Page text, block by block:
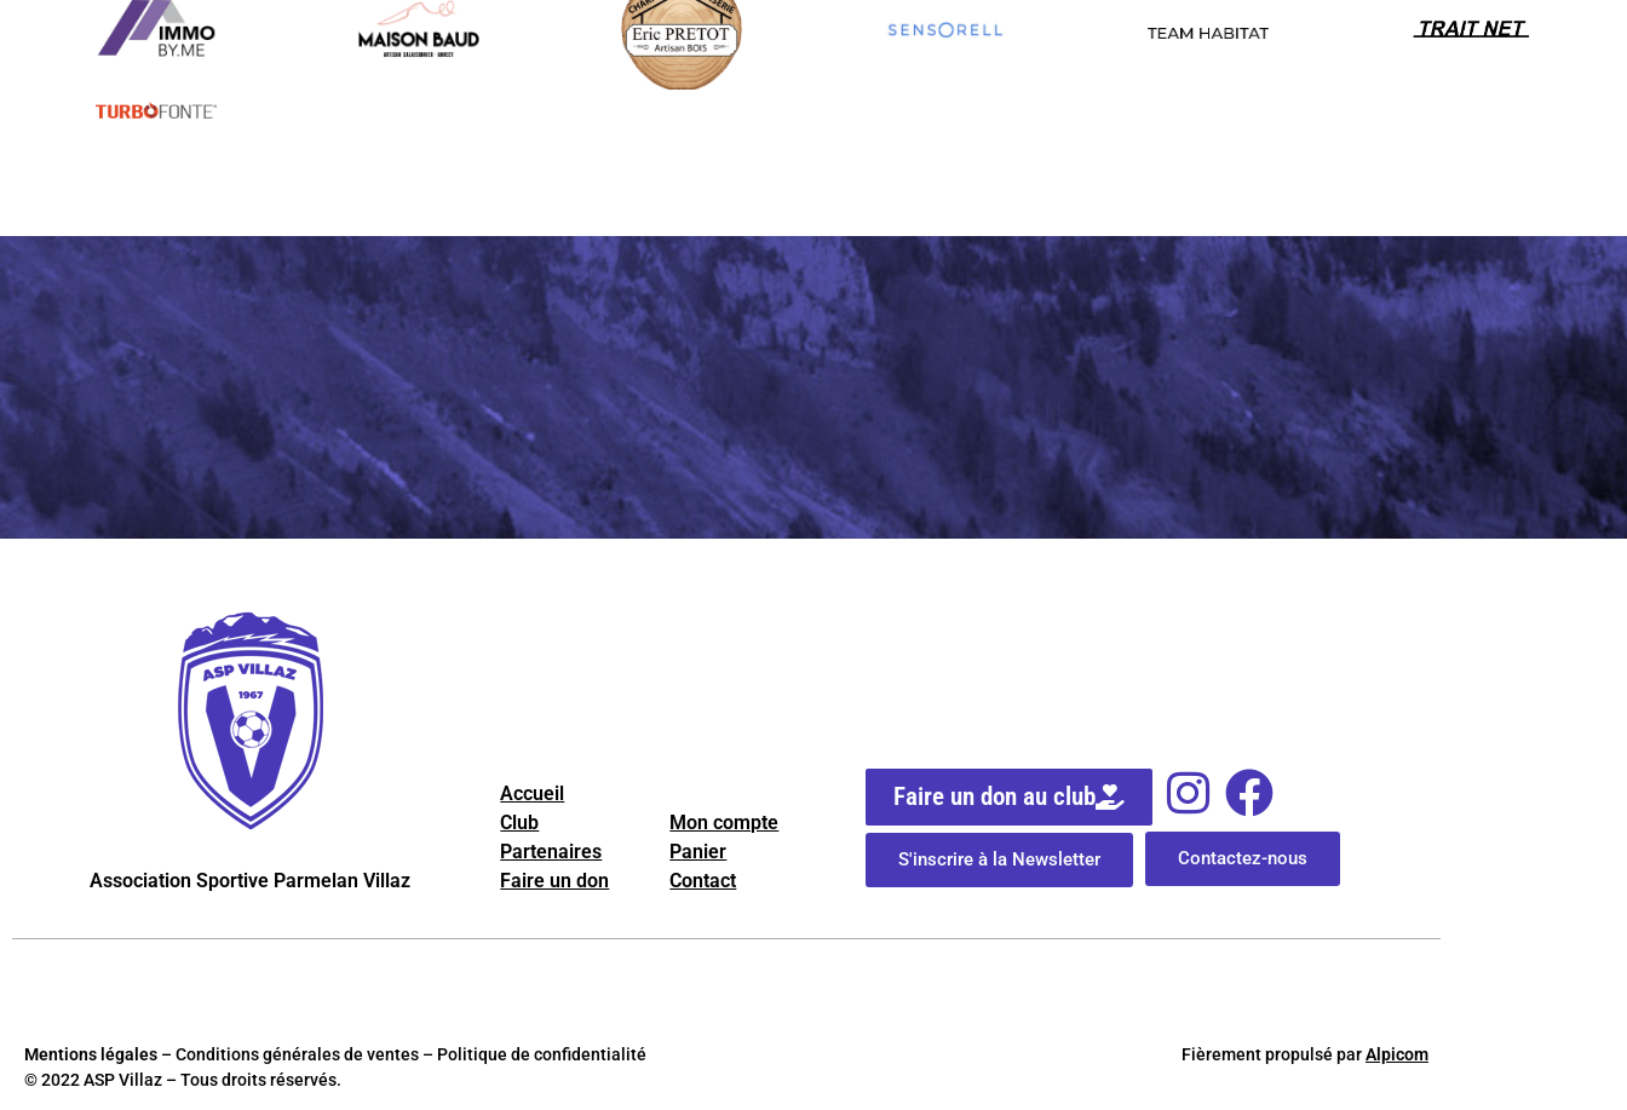
Association Sportive Parmelan Villaz
Accueil
Club
Partenaires
Faire un don
Mon compte
Panier
Contact
Faire un don au club
S'inscrire à la Newsletter Contactez-nous
Mentions légales – Conditions générales de ventes – Politique de confidentialité
© 2022 ASP Villaz – Tous droits réservés.
Fièrementpropulsé parAlpicom